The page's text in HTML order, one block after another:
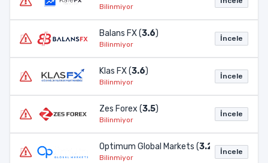
Bilinmiyor
Balans FX (3.6)
Bilinmiyor
İncele
Klas FX (3.6)
Bilinmiyor
İncele
Zes Forex (3.5)
Bilinmiyor
İncele
Optimum Global Markets (3.2 )
Bilinmiyor
İncele